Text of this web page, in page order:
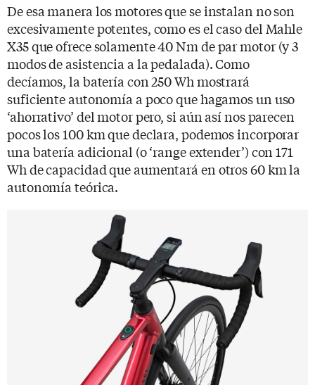
De esa manera los motores que se instalan no son
excesivamente potentes, como es el caso del Mahle
X35 que ofrece solamente 40 Nm de par motor (y 3
modos de asistencia a la pedalada). Como
decíamos, la batería con 250 Wh mostrará
suficiente autonomía a poco que hagamos un uso
‘ahorrativo’ del motor pero, si aún así nos parecen
pocos los 100 km que declara, podemos incorporar
una batería adicional (o ‘range extender’) con 171
Wh de capacidad que aumentará en otros 60 km la
autonomía teórica.